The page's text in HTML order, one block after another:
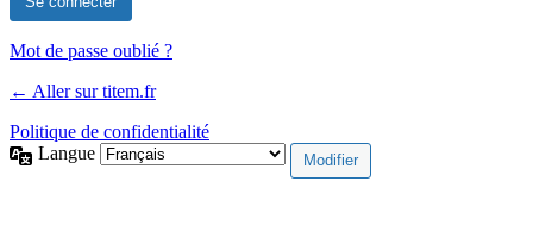
Mot de passe oublié ?
← Aller sur titem.fr
Politique de confidentialité
Langue